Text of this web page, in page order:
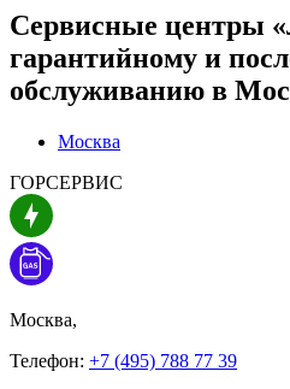
Сервисные центры
гарантийному и
обслуживанию в
Москва
ГОРСЕРВИС
Москва,
Телефон: +7 (495) 788 77 39